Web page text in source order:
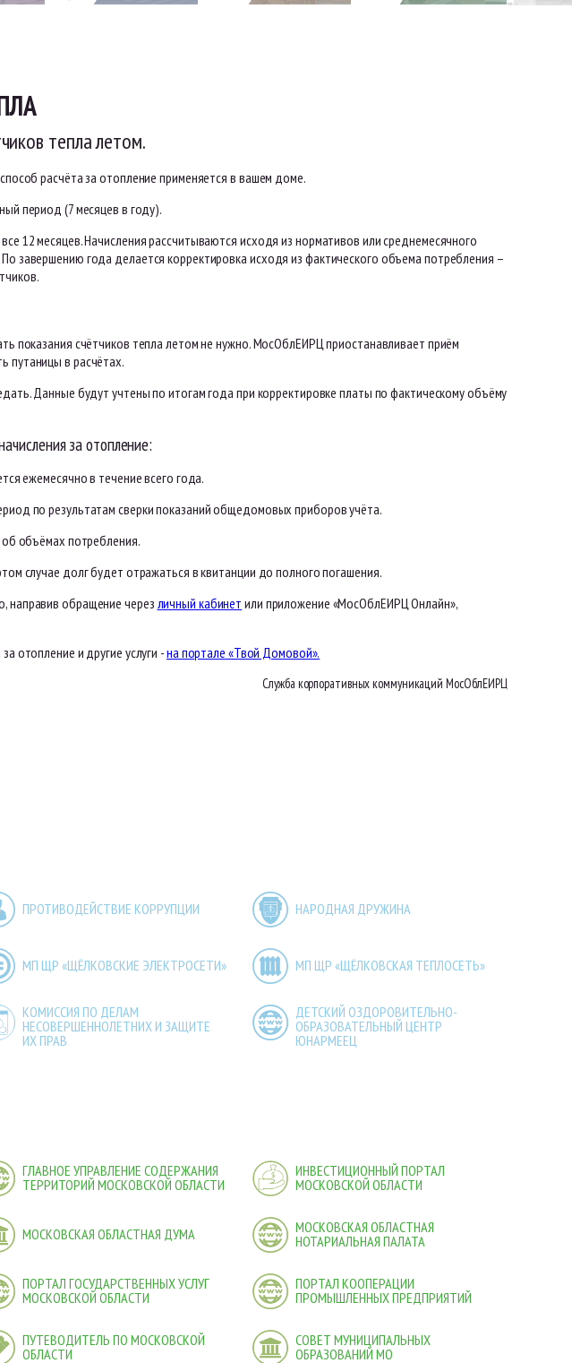
тепла летом.
расчёта за отопление применяется в вашем доме.
период (7 месяцев в году).
12 месяцев. Начисления рассчитываются исходя из нормативов или среднемесячного
завершению года делается корректировка исходя из фактического объема потребления –
показания счётчиков тепла летом не нужно. МосОблЕИРЦ приостанавливает приём
путаницы в расчётах.
Данные будут учтены по итогам года при корректировке платы по фактическому объёму
за отопление:
ежемесячно в течение всего года.
по результатам сверки показаний общедомовых приборов учёта.
объёмах потребления.
случае долг будет отражаться в квитанции до полного погашения.
направив обращение через личный кабинет или приложение «МосОблЕИРЦ Онлайн»,
отопление и другие услуги -на портале «Твой Домовой».
Служба корпоративных коммуникаций МосОблЕИРЦ
ПРОТИВОДЕЙСТВИЕ КОРРУПЦИИ НАРОДНАЯ ДРУЖИНА
МП ЩР «ЩЁЛКОВСКИЕ ЭЛЕКТРОСЕТИ» МП ЩР «ЩЁЛКОВСКАЯ ТЕПЛОСЕТЬ»
КОМИССИЯ ПО ДЕЛАМ
НЕСОВЕРШЕННОЛЕТНИХ И ЗАЩИТЕ
ИХ ПРАВ
ДЕТСКИЙ ОЗДОРОВИТЕЛЬНО-
ОБРАЗОВАТЕЛЬНЫЙ ЦЕНТР
ЮНАРМЕЕЦ
ГЛАВНОЕ УПРАВЛЕНИЕ СОДЕРЖАНИЯ
ТЕРРИТОРИЙ МОСКОВСКОЙ ОБЛАСТИ
ИНВЕСТИЦИОННЫЙ ПОРТАЛ
МОСКОВСКОЙ ОБЛАСТИ
МОСКОВСКАЯ ОБЛАСТНАЯ ДУМА
МОСКОВСКАЯ ОБЛАСТНАЯ
НОТАРИАЛЬНАЯ ПАЛАТА
ПОРТАЛ ГОСУДАРСТВЕННЫХ УСЛУГ
МОСКОВСКОЙ ОБЛАСТИ
ПОРТАЛ КООПЕРАЦИИ
ПРОМЫШЛЕННЫХ ПРЕДПРИЯТИЙ
ПУТЕВОДИТЕЛЬ ПО МОСКОВСКОЙ
ОБЛАСТИ
СОВЕТ МУНИЦИПАЛЬНЫХ
ОБРАЗОВАНИЙ МО